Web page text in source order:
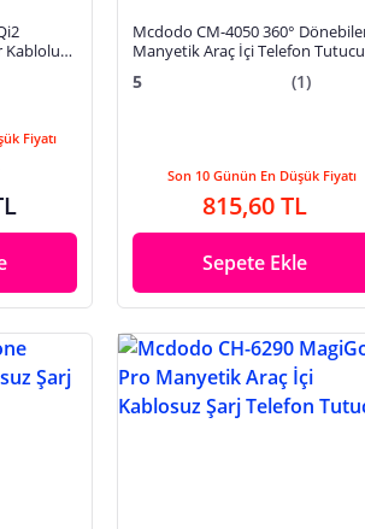
Kablolu
Fiyatı
Mcdodo CM-4050 360°
Manyetik Araç İçi Telefon Tutucu
5 (1)
Son 10 Günün En Düşük Fiyatı
815,60 TL
Sepete Ekle